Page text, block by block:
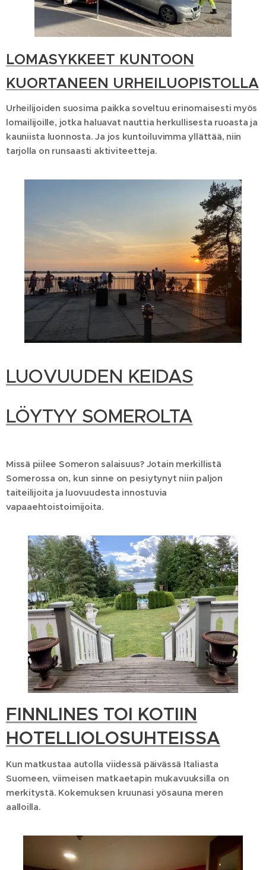
LOMASYKKEET KUNTOON
KUORTANEEN URHEILUOPISTOLLA
Urheilijoiden suosima paikka soveltuu erinomaisesti myös
lomailijoille, jotka haluavat nauttia herkullisesta ruoasta ja
kauniista luonnosta. Ja jos kuntoiluvimma yllättää, niin
tarjolla on runsaasti aktiviteetteja.
LUOVUUDEN KEIDAS
LÖYTYY SOMEROLTA
Missä piilee Someron salaisuus? Jotain merkillistä
Somerossa on, kun sinne on pesiytynyt niin paljon
taiteilijoita ja luovuudesta innostuvia
vapaaehtoistoimijoita.
FINNLINES TOI KOTIIN
HOTELLIOLOSUHTEISSA
Kun matkustaa autolla viidessä päivässä Italiasta
Suomeen, viimeisen matkaetapin mukavuuksilla on
merkitystä. Kokemuksen kruunasi yösauna meren
aalloilla.